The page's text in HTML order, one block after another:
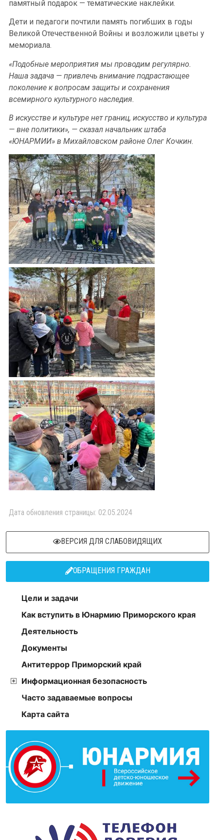
памятный подарок — тематические наклейки.
Дети и педагоги почтили память погибших в годы
Великой Отечественной Войны и возложили цветы у
мемориала.
«Подобные мероприятия мы проводим регулярно.
Наша задача — привлечь внимание подрастающее
поколение к вопросам защиты и сохранения
всемирного культурного наследия.
В искусстве и культуре нет границ, искусство и культура
— вне политики», — сказал начальник штаба
«ЮНАРМИИ» в Михайловском районе Олег Кочкин.
Дата обновления страницы: 02.05.2024
ВЕРСИЯ ДЛЯ СЛАБОВИДЯЩИХ
ОБРАЩЕНИЯ ГРАЖДАН
Цели и задачи
Как вступить в Юнармию Приморского края
Деятельность
Документы
Антитеррор Приморский край
Информационная безопасность
Часто задаваемые вопросы
Карта сайта